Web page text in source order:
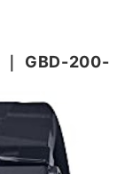
｜ GBD-200-